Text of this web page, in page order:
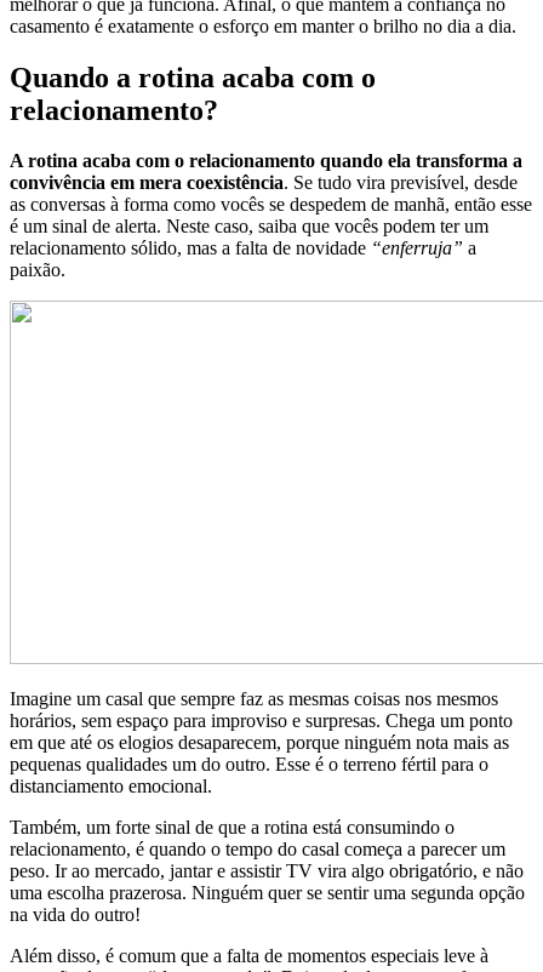
casamento é exatamente o esforço em manter o brilho no dia a dia.
Quando a rotina acaba com o
relacionamento?
A rotina acaba com o relacionamento quando ela transforma a
convivência em mera coexistência. Se tudo vira previsível, desde
as conversas à forma como vocês se despedem de manhã, então esse
é um sinal de alerta. Neste caso, saiba que vocês podem ter um
relacionamento sólido, mas a falta de novidade “enferruja” a
paixão.
Imagine um casal que sempre faz as mesmas coisas nos mesmos
horários, sem espaço para improviso e surpresas. Chega um ponto
em que até os elogios desaparecem, porque ninguém nota mais as
pequenas qualidades um do outro. Esse é o terreno fértil para o
distanciamento emocional.
Também, um forte sinal de que a rotina está consumindo o
relacionamento, é quando o tempo do casal começa a parecer um
peso. Ir ao mercado, jantar e assistir TV vira algo obrigatório, e não
uma escolha prazerosa. Ninguém quer se sentir uma segunda opção
na vida do outro!
Além disso, é comum que a falta de momentos especiais leve à